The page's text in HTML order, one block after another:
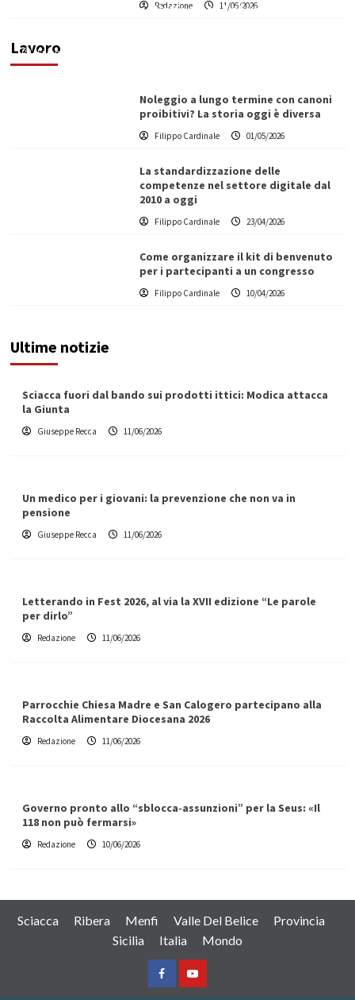
Redazione 11/06/2026
Lavoro
Vino in Italia: il giro d’affari contribuisce
Filippo Cardinale
Noleggio a lungo termine con canoni
proibitivi? La storia oggi è diversa
Filippo Cardinale 01/05/2026
La standardizzazione delle
competenze nel settore digitale dal
2010 a oggi
Filippo Cardinale 23/04/2026
Come organizzare il kit di benvenuto
per i partecipanti a un congresso
Filippo Cardinale 10/04/2026
Ultime notizie
Sciacca fuori dal bando sui prodotti ittici: Modica attacca
la Giunta
Giuseppe Recca 11/06/2026
Un medico per i giovani: la prevenzione che non va in
pensione
Giuseppe Recca 11/06/2026
Letterando in Fest 2026, al via la XVII edizione “Le parole
per dirlo”
Redazione 11/06/2026
Parrocchie Chiesa Madre e San Calogero partecipano alla
Raccolta Alimentare Diocesana 2026
Redazione 11/06/2026
Governo pronto allo “sblocca‑assunzioni” per la Seus: «Il
118 non può fermarsi»
Redazione 10/06/2026
Sciacca Ribera Menfi Valle Del Belice
Provincia
Sicilia
Italia Mondo
FacebookYountube